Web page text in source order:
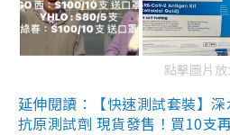
點擊圖片放
延伸閱讀：【快速測試套裝】
抗原測試劑 現貨發售！買10支